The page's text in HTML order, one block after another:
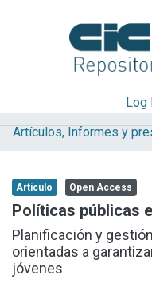
Log
Explorar
Aportar material
Statistics
Artículo Open Access
Políticas públicas
Planificación y
orientadas a
jóvenes